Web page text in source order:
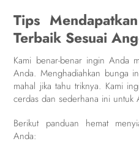
Tips
Terbaik Sesuai
Kami benar-benar ingin Anda
Anda. Menghadiahkan bunga
mahal jika tahu triknya. Kami
cerdas dan sederhana ini untuk
Berikut panduan hemat
Anda: